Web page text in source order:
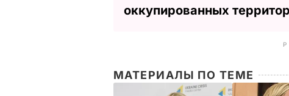
оккупированных
МАТЕРИАЛЫ ПО ТЕМЕ